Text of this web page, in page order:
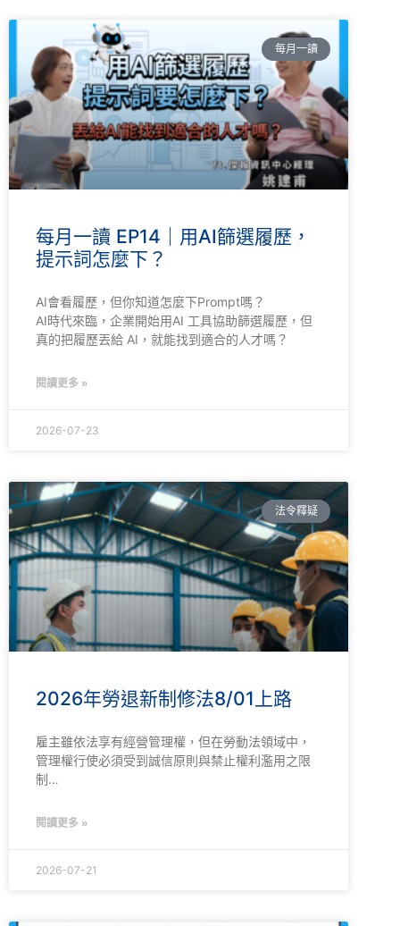
每月一讀
每月一讀 EP14｜用AI篩選履歷，
提示詞怎麼下？
AI會看履歷，但你知道怎麼下Prompt嗎？
AI時代來臨，企業開始用AI 工具協助篩選履歷，但
真的把履歷丟給 AI，就能找到適合的人才嗎？
閱讀更多 »
2026-07-23
法令釋疑
2026年勞退新制修法8/01上路
雇主雖依法享有經營管理權，但在勞動法領域中，
管理權行使必須受到誠信原則與禁止權利濫用之限
制…
閱讀更多 »
2026-07-21